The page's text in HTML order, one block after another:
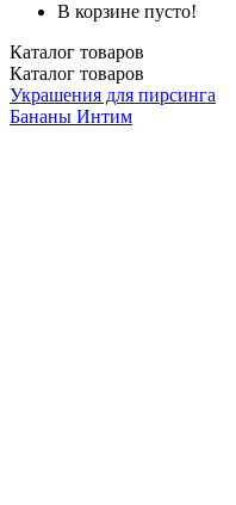
В корзине пусто!
Каталог товаров
Каталог товаров
Украшения для пирсинга
Бананы Интим